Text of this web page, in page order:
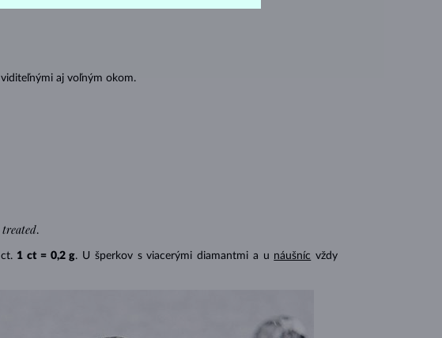
aj voľným okom.
treated.
1 ct = 0,2 g. U šperkov s viacerými diamantmi a u náušníc vždy